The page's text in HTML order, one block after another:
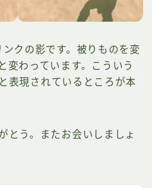
クの影です。被りものを変
変わっています。こういう
表現されているところが本
とう。またお会いしましょ